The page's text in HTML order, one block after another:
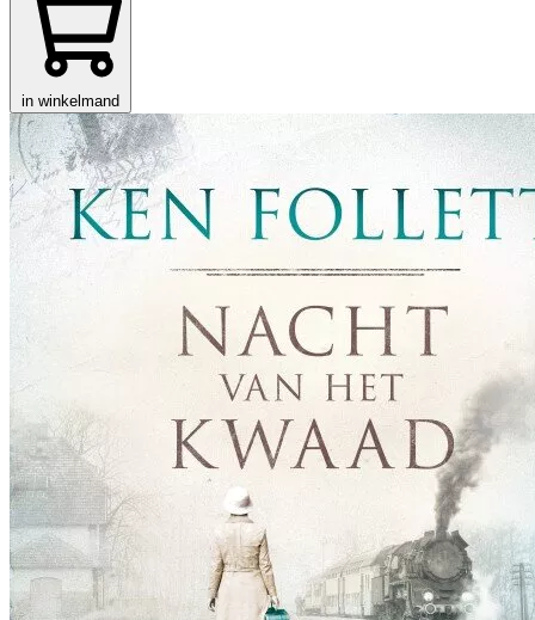
in winkelmand